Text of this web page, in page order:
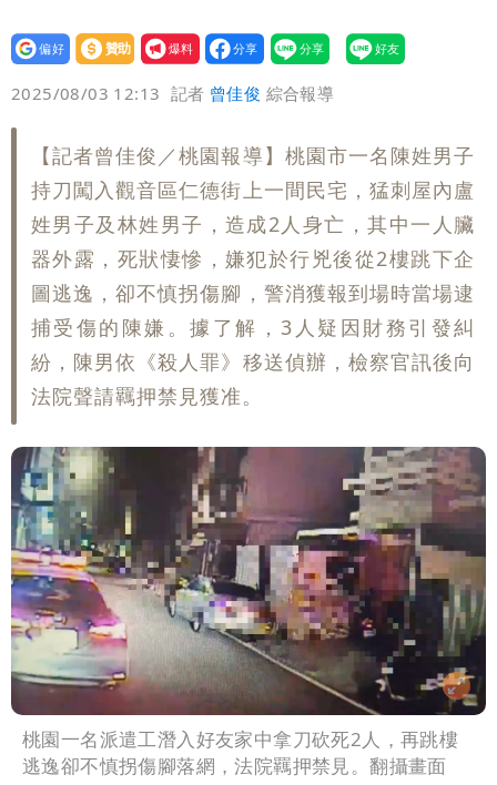
設為
贊助
我要
爆料
2025/08/03 12:13 記者 曾佳俊 綜合報導
【記者曾佳俊／桃園報導】桃園市一名陳姓男子
持刀闖入觀音區仁德街上一間民宅，猛刺屋內盧
姓男子及林姓男子，造成2人身亡，其中一人臟
器外露，死狀悽慘，嫌犯於行兇後從2樓跳下企
圖逃逸，卻不慎拐傷腳，警消獲報到場時當場逮
捕受傷的陳嫌。據了解，3人疑因財務引發糾
紛，陳男依《殺人罪》移送偵辦，檢察官訊後向
法院聲請羈押禁見獲准。
桃園一名派遣工潛入好友家中拿刀砍死2人，再跳樓
逃逸卻不慎拐傷腳落網，法院羈押禁見。翻攝畫面